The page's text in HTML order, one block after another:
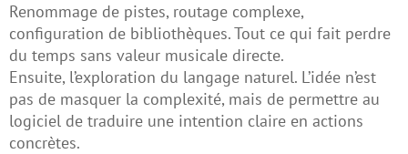
Renommage de pistes, routage complexe,
configuration de bibliothèques. Tout ce qui fait perdre
du temps sans valeur musicale directe.
Ensuite, l’exploration du langage naturel. L’idée n’est
pas de masquer la complexité, mais de permettre au
logiciel de traduire une intention claire en actions
concrètes.